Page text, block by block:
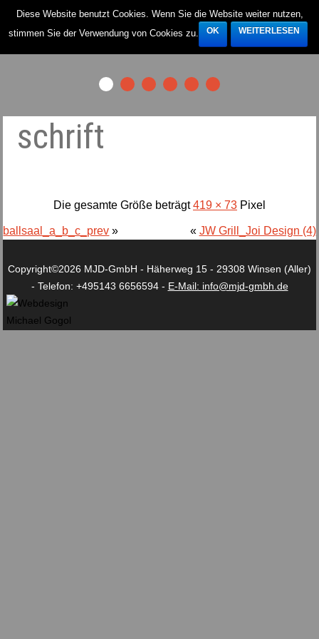
schrift
Die gesamte Größe beträgt419 × 73 Pixel
ballsaal_a_b_c_prev » « JW Grill_Joi Design (4)
Copyright©2026 MJD-GmbH - Häherweg 15 - 29308 Winsen (Aller)
- Telefon: +495143 6656594 - E-Mail: info@mjd-gmbh.de
Diese Website benutzt Cookies. Wenn Sie die Website weiter nutzen,
stimmen Sie der Verwendung von Cookies zu.
OK WEITERLESEN